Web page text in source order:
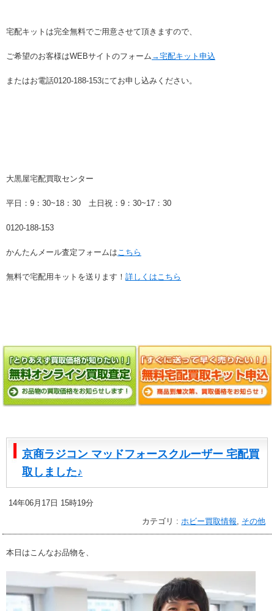
宅配キットは完全無料でご用意させて頂きますので、
ご希望のお客様はWEBサイトのフォーム →宅配キット申込
またはお電話0120-188-153にてお申し込みください。
大黒屋宅配買取センター
平日：9：30~18：30 土日祝：9：30~17：30
0120-188-153
かんたんメール査定フォームはこちら
無料で宅配用キットを送ります！ 詳しくはこちら
京商ラジコン マッドフォースクルーザー 宅配買
取しました♪
14年06月17日 15時19分
カテゴリ : ホビー買取情報, その他
本日はこんなお品物を、